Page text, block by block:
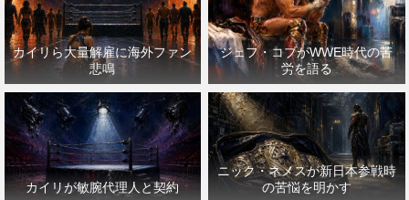
カイリら大量解雇に海外ファン
悲鳴
ジェフ・コブがWWE時代の苦
労を語る
カイリが敏腕代理人と契約
ニック・ネメスが新日本参戦時
の苦悩を明かす